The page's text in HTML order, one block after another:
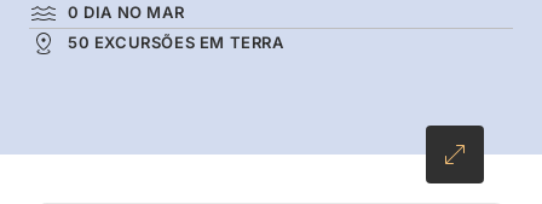
0 DIA NO MAR
50 EXCURSÕES EM TERRA